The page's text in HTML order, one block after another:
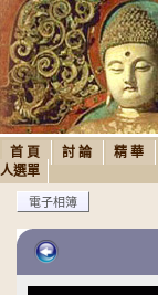
首 頁 討 論 精 華
人選單
電子相簿